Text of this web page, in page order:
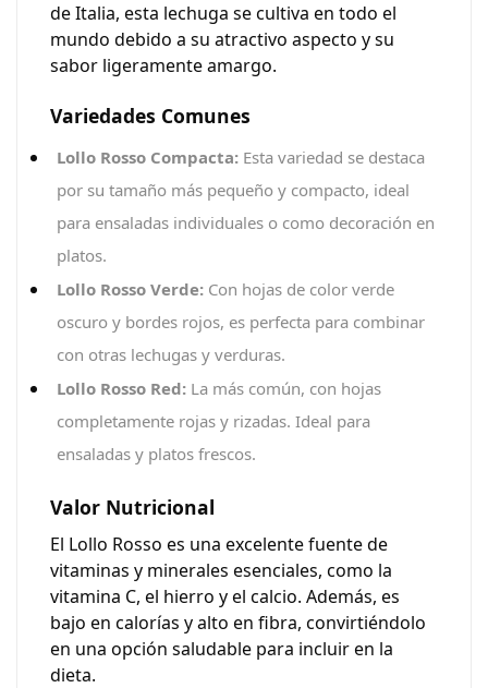
de Italia, esta lechuga se cultiva en todo el
mundo debido a su atractivo aspecto y su
sabor ligeramente amargo.
Variedades Comunes
Lollo Rosso Compacta: Esta variedad se destaca
por su tamaño más pequeño y compacto, ideal
para ensaladas individuales o como decoración en
platos.
Lollo Rosso Verde: Con hojas de color verde
oscuro y bordes rojos, es perfecta para combinar
con otras lechugas y verduras.
Lollo Rosso Red: La más común, con hojas
completamente rojas y rizadas. Ideal para
ensaladas y platos frescos.
Valor Nutricional
El Lollo Rosso es una excelente fuente de
vitaminas y minerales esenciales, como la
vitamina C, el hierro y el calcio. Además, es
bajo en calorías y alto en fibra, convirtiéndolo
en una opción saludable para incluir en la
dieta.